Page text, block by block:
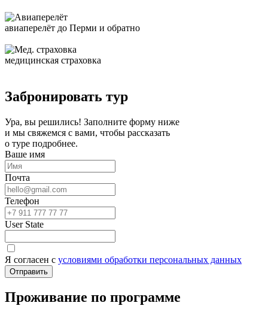
авиаперелёт до Перми и обратно
медицинская страховка
Забронировать тур
Ура, вы решились! Заполните форму ниже
и мы свяжемся с вами, чтобы рассказать
о туре подробнее.
Ваше имя
Почта
Телефон
User State
Я согласен с условиями обработки персональных данных
Проживание по программе